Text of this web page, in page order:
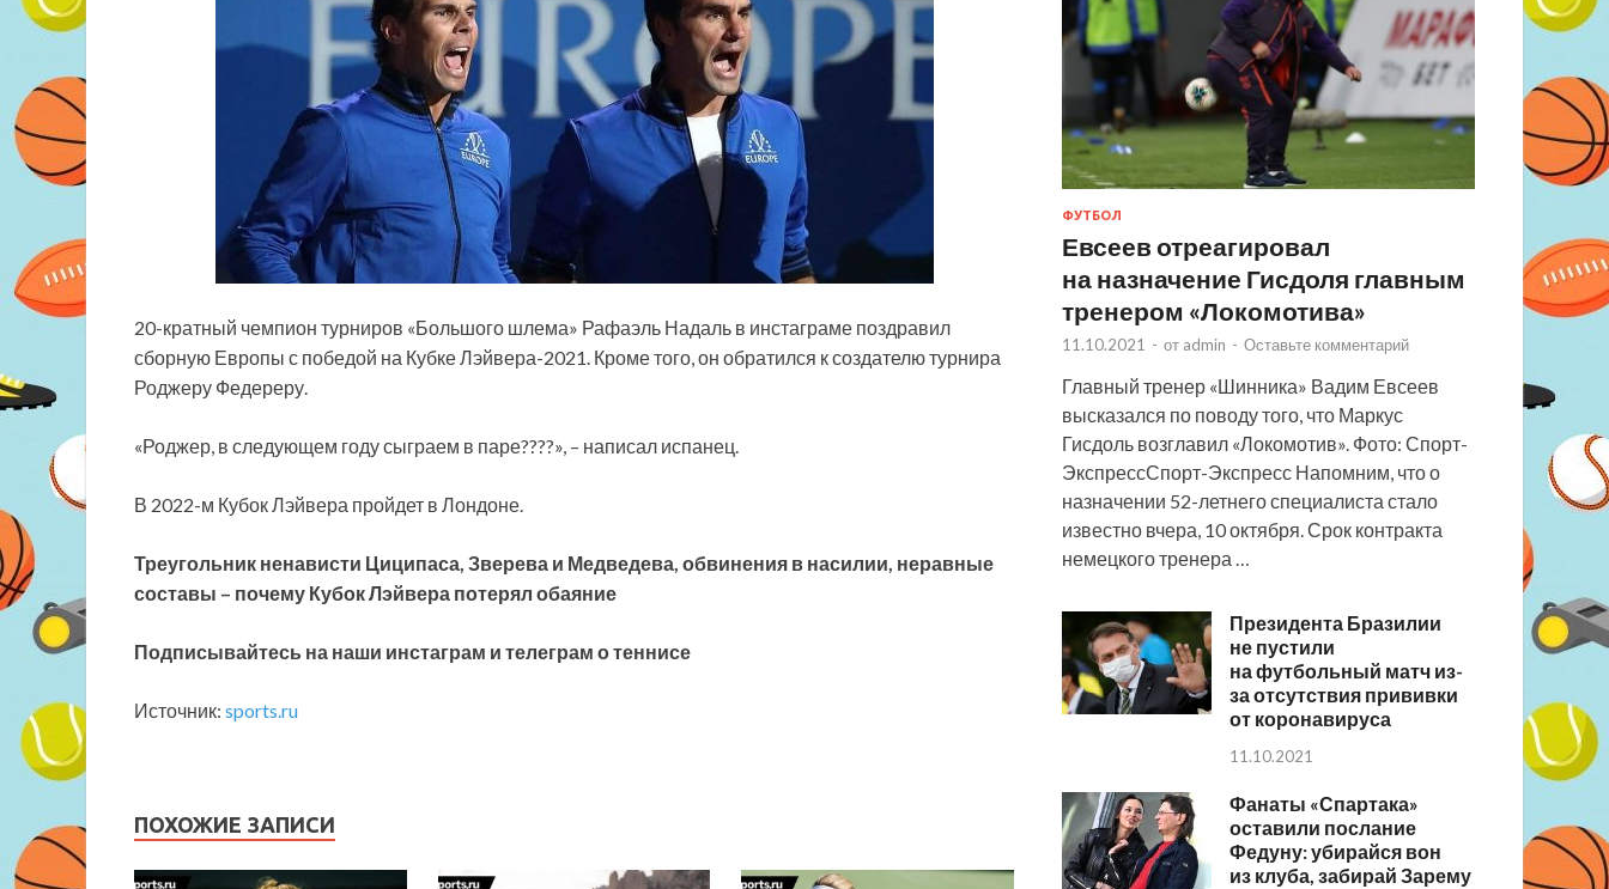
20-кратный чемпион турниров «Большого шлема» Рафаэль Надаль в инстаграме поздравил
сборную Европы с победой на Кубке Лэйвера-2021. Кроме того, он обратился к создателю турнира
Роджеру Федереру.
«Роджер, в следующем году сыграем в паре????», – написал испанец.
В 2022-м Кубок Лэйвера пройдет в Лондоне.
Треугольник ненависти Циципаса, Зверева и Медведева, обвинения в насилии, неравные
составы – почему Кубок Лэйвера потерял обаяние
Подписывайтесь на наши инстаграм и телеграм о теннисе
Источник: sports.ru
ПОХОЖИЕ ЗАПИСИ
ФУТБОЛ
Евсеев отреагировал
на назначение Гисдоля главным
тренером «Локомотива»
11.10.2021 - от admin - Оставьте комментарий
Главный тренер «Шинника» Вадим Евсеев
высказался по поводу того, что Маркус
Гисдоль возглавил «Локомотив». Фото: Спорт-
ЭкспрессСпорт-Экспресс Напомним, что о
назначении 52-летнего специалиста стало
известно вчера, 10 октября. Срок контракта
немецкого тренера …
Президента Бразилии
не пустили
на футбольный матч из-
за отсутствия прививки
от коронавируса
11.10.2021
Фанаты «Спартака»
оставили послание
Федуну: убирайся вон
из клуба, забирай Зарему